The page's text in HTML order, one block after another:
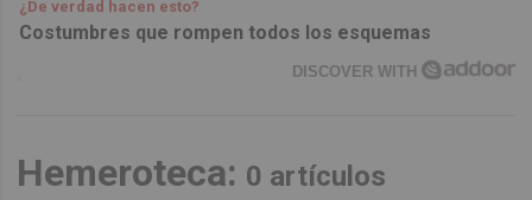
¿De verdad hacen esto?
Costumbres que rompen todos los esquemas
DISCOVER WITH
Hemeroteca: 0 artículos